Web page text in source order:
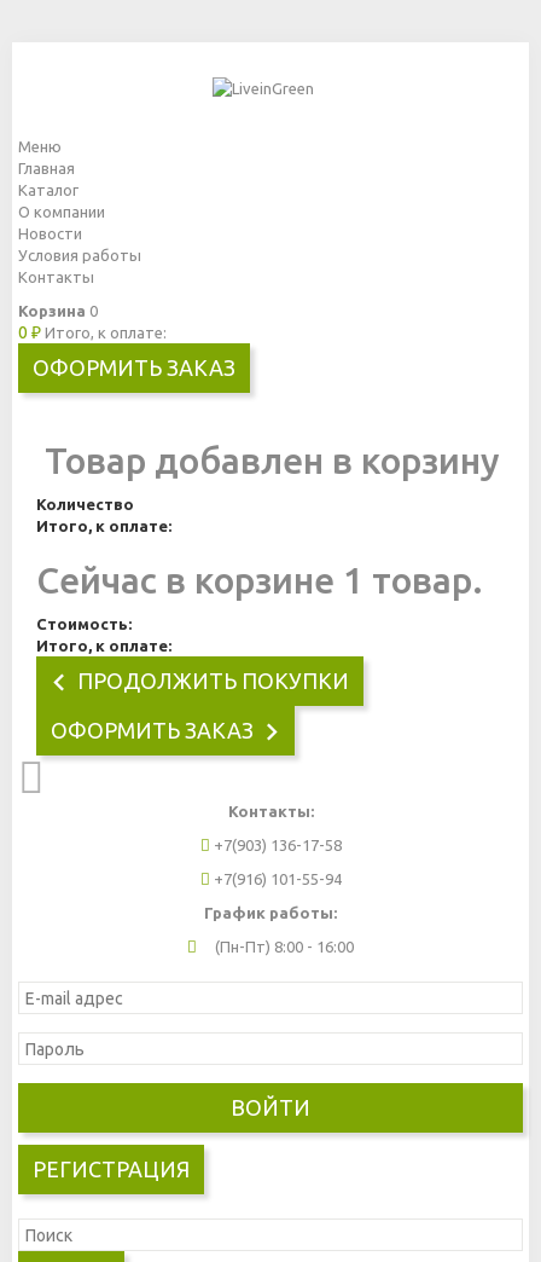
Меню
Главная
Каталог
О компании
Новости
Условия работы
Контакты
Корзина 0
0 ₽ Итого, к оплате:
ОФОРМИТЬ ЗАКАЗ
Товар добавлен в корзину
Количество
Итого, к оплате:
Сейчас в корзине 1 товар.
Стоимость:
Итого, к оплате:
ПРОДОЛЖИТЬ ПОКУПКИ
ОФОРМИТЬ ЗАКАЗ
Контакты:
+7(903) 136-17-58
+7(916) 101-55-94
График работы:
(Пн-Пт) 8:00 - 16:00
ВОЙТИ
РЕГИСТРАЦИЯ